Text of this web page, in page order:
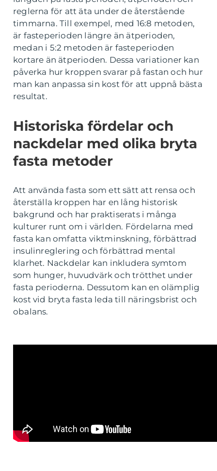
reglerna för att äta under de återstående
timmarna. Till exempel, med 16:8 metoden,
är fasteperioden längre än ätperioden,
medan i 5:2 metoden är fasteperioden
kortare än ätperioden. Dessa variationer kan
påverka hur kroppen svarar på fastan och hur
man kan anpassa sin kost för att uppnå bästa
resultat.
Historiska fördelar och
nackdelar med olika bryta
fasta metoder
Att använda fasta som ett sätt att rensa och
återställa kroppen har en lång historisk
bakgrund och har praktiserats i många
kulturer runt om i världen. Fördelarna med
fasta kan omfatta viktminskning, förbättrad
insulinreglering och förbättrad mental
klarhet. Nackdelar kan inkludera symtom
som hunger, huvudvärk och trötthet under
fasta perioderna. Dessutom kan en olämplig
kost vid bryta fasta leda till näringsbrist och
obalans.